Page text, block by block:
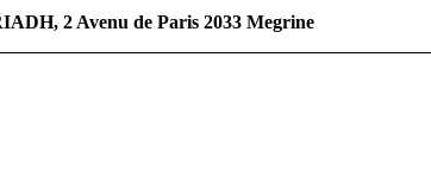
2 Avenu de Paris 2033 Megrine